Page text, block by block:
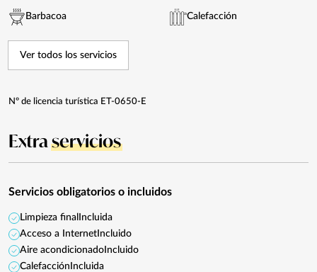
Barbacoa Calefacción
Ver todos los servicios
Nº de licencia turística ET-0650-E
Extraservicios
Servicios obligatorios o incluidos
Limpieza final Incluida
Acceso a Internet Incluido
Aire acondicionado Incluido
Calefacción Incluida